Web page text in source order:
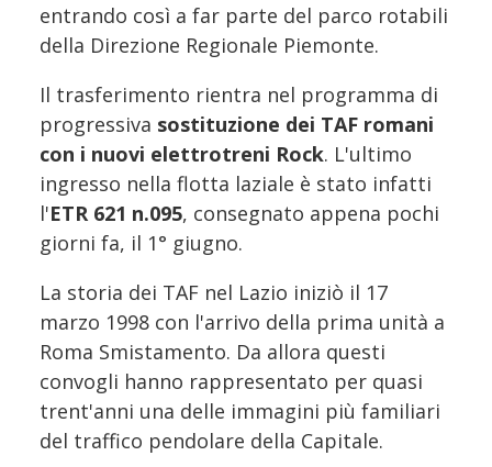
entrando così a far parte del parco rotabili
della Direzione Regionale Piemonte.
Il trasferimento rientra nel programma di
progressiva sostituzione dei TAF romani
con i nuovi elettrotreni Rock. L'ultimo
ingresso nella flotta laziale è stato infatti
l'ETR 621 n.095, consegnato appena pochi
giorni fa, il 1° giugno.
La storia dei TAF nel Lazio iniziò il 17
marzo 1998 con l'arrivo della prima unità a
Roma Smistamento. Da allora questi
convogli hanno rappresentato per quasi
trent'anni una delle immagini più familiari
del traffico pendolare della Capitale.